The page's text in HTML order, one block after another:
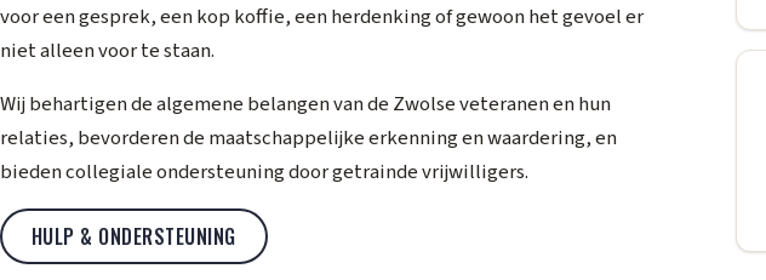
voor een gesprek, een kop koffie, een herdenking of gewoon het gevoel er
niet alleen voor te staan.
Wij behartigen de algemene belangen van de Zwolse veteranen en hun
relaties, bevorderen de maatschappelijke erkenning en waardering, en
bieden collegiale ondersteuning door getrainde vrijwilligers.
HULP & ONDERSTEUNING